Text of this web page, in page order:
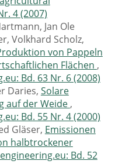
4 (2007)
Jan Ole
Volkhard Scholz,
von Pappeln
Flächen ,
Bd. 63 Nr. 6 (2008)
Daries, Solare
auf der Weide ,
Bd. 55 Nr. 4 (2000)
Gläser, Emissionen
halbtrockener
Bd. 52